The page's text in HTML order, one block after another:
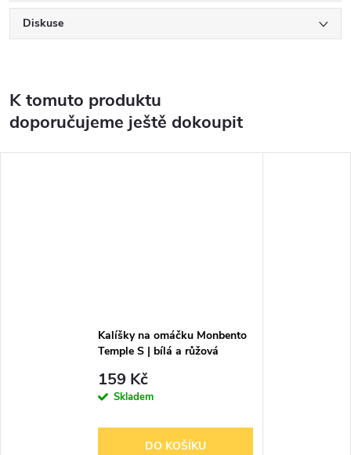
Diskuse
K tomuto produktu
doporučujeme ještě dokoupit
Kalíšky na omáčku Monbento
Temple S | bílá a růžová
159 Kč
Skladem
DO KOŠÍKU